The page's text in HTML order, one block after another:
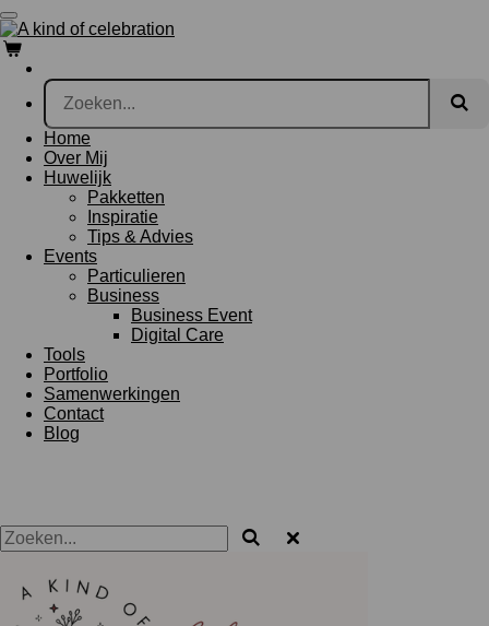
Ga
direct
naar
de
hoofdinhoud
Home
Over Mij
Huwelijk
Pakketten
Inspiratie
Tips & Advies
Events
Particulieren
Business
Business Event
Digital Care
Tools
Portfolio
Samenwerkingen
Contact
Blog